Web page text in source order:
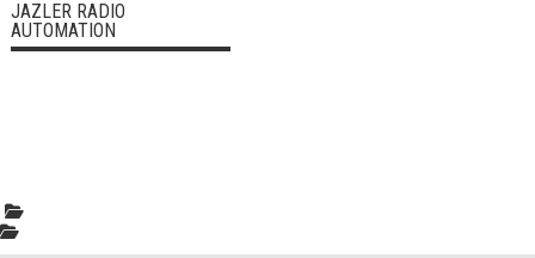
JAZLER RADIO
AUTOMATION